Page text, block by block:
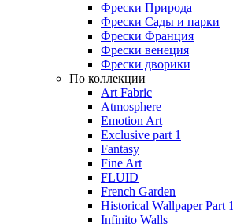
Фрески Природа
Фрески Сады и парки
Фрески Франция
Фрески венеция
Фрески дворики
По коллекции
Art Fabric
Atmosphere
Emotion Art
Exclusive part 1
Fantasy
Fine Art
FLUID
French Garden
Historical Wallpaper Part 1
Infinito Walls